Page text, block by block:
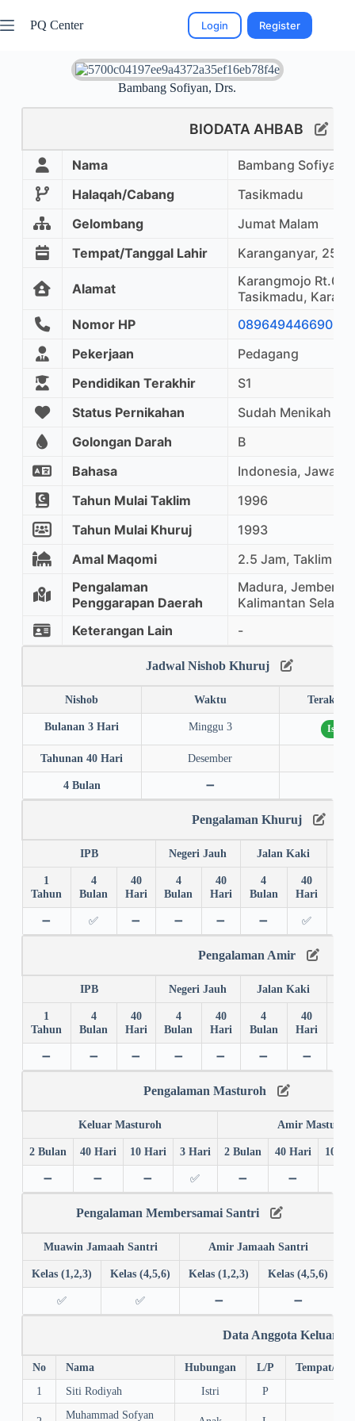
PQ Center Login Register
Bambang Sofiyan, Drs.
BIODATA AHBAB
Nama
Bambang Sofiyan,
Halaqah/Cabang
Tasikmadu
Gelombang
Jumat Malam
Tempat/Tanggal Lahir
Karanganyar, 25
Alamat
Karangmojo
Tasikmadu,
Nomor HP
089649446690
Pekerjaan
Pedagang
Pendidikan Terakhir
S1
Status Pernikahan
Sudah Menikah
Golongan Darah
B
Bahasa
Indonesia, Jawa
Tahun Mulai Taklim
1996
Tahun Mulai Khuruj
1993
Amal Maqomi
2.5 Jam, Taklim
Pengalaman
Penggarapan Daerah
Madura, Jember,
Kalimantan Selatan
Keterangan Lain
-
Jadwal Nishob Khuruj
Nishob Waktu Terakhir
Bulanan 3 Hari Minggu 3
Tahunan 40 Hari Desember
4 Bulan ➖
Pengalaman Khuruj
IPB Negeri Jauh Jalan Kaki
1
Tahun
4
Bulan
40
Hari
4
Bulan
40
Hari
4
Bulan
40
Hari
➖ ✅ ➖ ➖ ➖ ➖ ✅
Pengalaman Amir
IPB Negeri Jauh Jalan Kaki
1
Tahun
4
Bulan
40
Hari
4
Bulan
40
Hari
4
Bulan
40
Hari
➖ ➖ ➖ ➖ ➖ ➖ ➖
Pengalaman Masturoh
Keluar Masturoh Amir Masturoh
2 Bulan 40 Hari 10 Hari 3 Hari 2 Bulan 40 Hari 10
➖ ➖ ➖ ✅ ➖ ➖
Pengalaman Membersamai Santri
Muawin Jamaah Santri Amir Jamaah Santri
Kelas (1,2,3) Kelas (4,5,6) Kelas (1,2,3) Kelas (4,5,6)
✅ ✅ ➖ ➖
Data Anggota Keluarga
No Nama Hubungan L/P
Tempat/
1
Siti Rodiyah Istri P
Muhammad Sofyan